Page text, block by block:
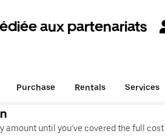
aux partenariats
Purchase Rentals Services
amount until you’ve covered the full